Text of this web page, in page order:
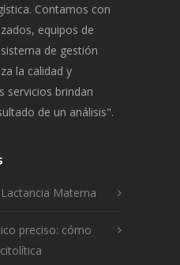
Contamos con
equipos de
de gestión
la calidad y
servicios brindan
de un análisis".
Materna
preciso: cómo